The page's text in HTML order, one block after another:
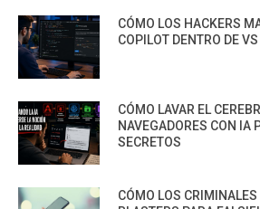
CÓMO LOS HACKERS
COPILOT DENTRO DE
CÓMO LAVAR EL
NAVEGADORES CON IA
SECRETOS
CÓMO LOS